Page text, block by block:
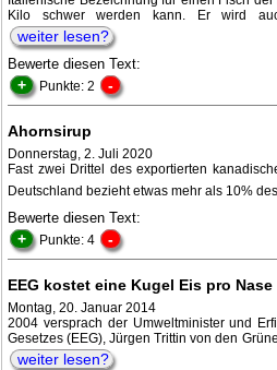
Kilo schwer werden kann. Er wird
weiter lesen?
Bewerte diesen Text:
+ Punkte: 2 -
Ahornsirup
Donnerstag, 2. Juli 2020
Fast zwei Drittel des exportierten
Deutschland bezieht etwas mehr als 10%
Bewerte diesen Text:
+ Punkte: 4 -
EEG kostet eine Kugel Eis pro Nase
Montag, 20. Januar 2014
2004 versprach der Umweltminister und
Gesetzes (EEG), Jürgen Trittin von den
weiter lesen?